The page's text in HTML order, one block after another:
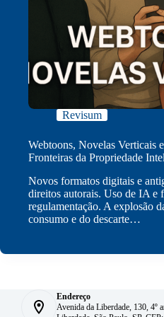
Revisum
Webtoons, Novelas Verticais
Fronteiras da Propriedade
Novos formatos digitais e
direitos autorais. Uso de IA e
regulamentação. A explosão
consumo e do descarte…
Endereço
Avenida da Liberdade, 130, 4º